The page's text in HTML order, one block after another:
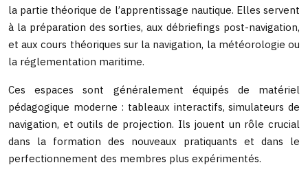
la partie théorique de l’apprentissage nautique. Elles servent
à la préparation des sorties, aux débriefings post-navigation,
et aux cours théoriques sur la navigation, la météorologie ou
la réglementation maritime.
Ces espaces sont généralement équipés de matériel
pédagogique moderne : tableaux interactifs, simulateurs de
navigation, et outils de projection. Ils jouent un rôle crucial
dans la formation des nouveaux pratiquants et dans le
perfectionnement des membres plus expérimentés.